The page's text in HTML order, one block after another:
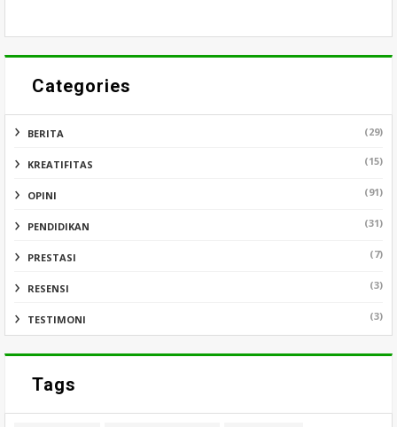
Categories
BERITA (29)
KREATIFITAS (15)
OPINI (91)
PENDIDIKAN (31)
PRESTASI (7)
RESENSI (3)
TESTIMONI (3)
Tags